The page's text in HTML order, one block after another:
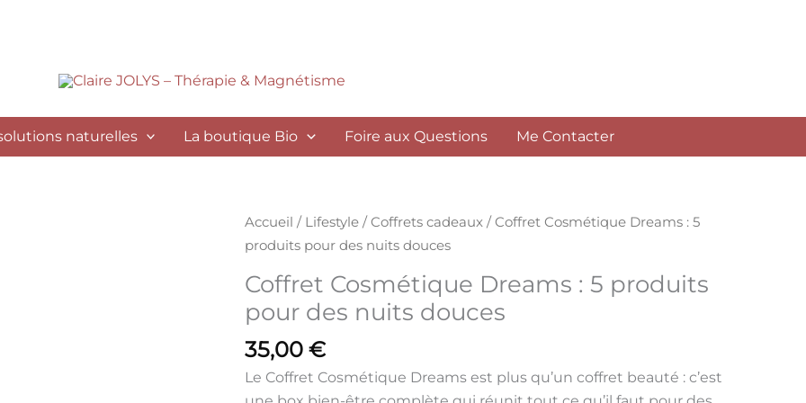
naturelles La boutique Bio Foire aux Questions Me Contacter
Accueil / Lifestyle / Coffrets cadeaux / Coffret Cosmétique Dreams : 5
produits pour des nuits douces
Coffret Cosmétique Dreams : 5 produits
pour des nuits douces
35,00 €
Le Coffret Cosmétique Dreams est plus qu’un coffret beauté : c’est
quantité
de
Cosmétique
Dreams
:
5
produits
pour
des